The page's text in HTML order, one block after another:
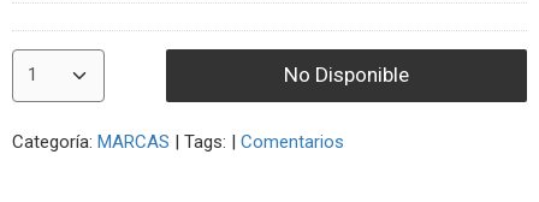
No Disponible
Categoría: MARCAS | Tags: | Comentarios